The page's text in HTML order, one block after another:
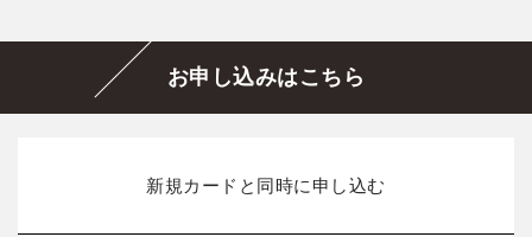
お申し込みはこちら
新規カードと同時に申し込む